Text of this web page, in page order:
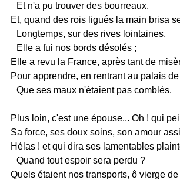
Et n'a pu trouver des bourreaux.
Et, quand des rois ligués la main brisa
Longtemps, sur des rives lointaines,
Elle a fui nos bords désolés ;
Elle a revu la France, après tant de
Pour apprendre, en rentrant au palais
Que ses maux n'étaient pas comblés.
Plus loin, c'est une épouse... Oh ! qui
Sa force, ses doux soins, son amour
Hélas ! et qui dira ses lamentables
Quand tout espoir sera perdu ?
Quels étaient nos transports, ô vierge